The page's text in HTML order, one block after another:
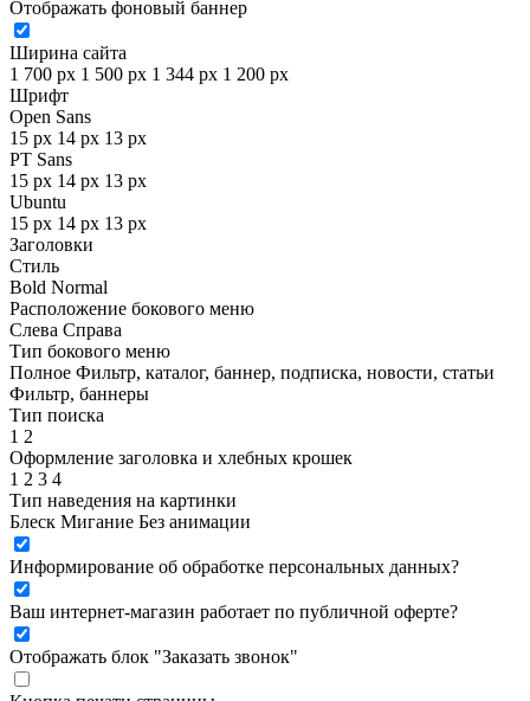
Отображать фоновый баннер
Ширина сайта
1 700 px 1 500 px 1 344 px 1 200 px
Шрифт
Open Sans
15 px 14 px 13 px
PT Sans
15 px 14 px 13 px
Ubuntu
15 px 14 px 13 px
Заголовки
Стиль
Bold Normal
Расположение бокового меню
Слева Справа
Тип бокового меню
Полное Фильтр, каталог, баннер, подписка, новости, статьи
Фильтр, баннеры
Тип поиска
1 2
Оформление заголовка и хлебных крошек
1 2 3 4
Тип наведения на картинки
Блеск Мигание Без анимации
Информирование об обработке персональных данных?
Ваш интернет-магазин работает по публичной оферте?
Отображать блок "Заказать звонок"